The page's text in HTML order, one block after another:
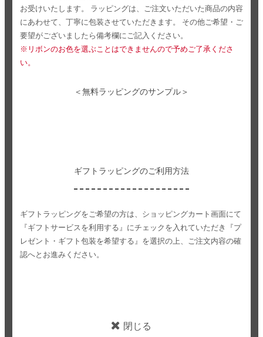
お受けいたします。
ラッピングは、ご注文いただいた商品の内容
にあわせて、丁寧に包装させていただきます。
その他ご希望・ご
要望がございましたら備考欄にご記入ください。
※リボンのお色を選ぶことはできませんので予めご了承くださ
い。
＜無料ラッピングのサンプル＞
ギフトラッピングのご利用方法
ギフトラッピングをご希望の方は、ショッピングカート画面にて
『ギフトサービスを利用する』にチェックを入れていただき
『プ
レゼント・ギフト包装を希望する』を選択の上、ご注文内容の確
認へとお進みください。
閉じる